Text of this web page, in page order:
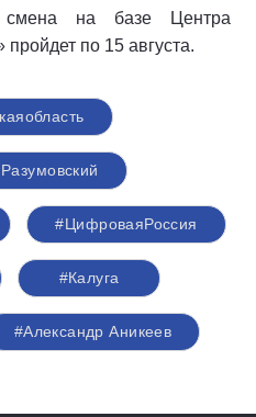
смена на базе Центра
по 15 августа.
#ЦифроваяРоссия
#Калуга
#Александр Аникеев